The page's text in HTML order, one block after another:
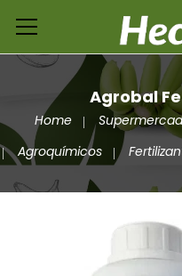
Agrobal
Home
Agroquímicos